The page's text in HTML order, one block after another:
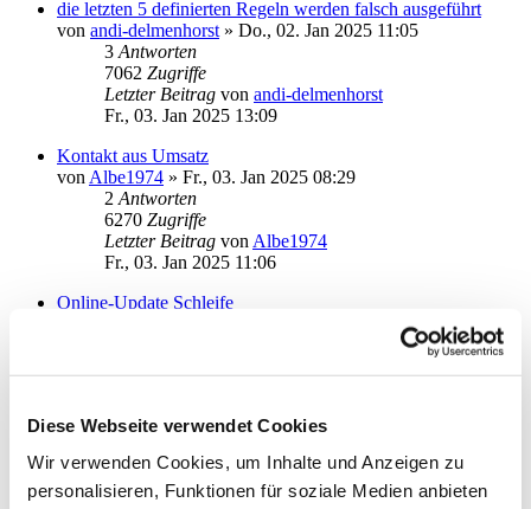
Diese Webseite verwendet Cookies
Wir verwenden Cookies, um Inhalte und Anzeigen zu
personalisieren, Funktionen für soziale Medien anbieten
die letzten 5 definierten Regeln werden falsch ausgeführt
von andi-delmenhorst » Do., 02. Jan 2025 11:05
3 Antworten
7062 Zugriffe
Letzter Beitrag von andi-delmenhorst
Fr., 03. Jan 2025 13:09
Kontakt aus Umsatz
von Albe1974 » Fr., 03. Jan 2025 08:29
2 Antworten
6270 Zugriffe
Letzter Beitrag von Albe1974
Fr., 03. Jan 2025 11:06
Online-Update Schleife
vonrhaeusler»Mo., 08. Jul 2024 13:53
3Antworten